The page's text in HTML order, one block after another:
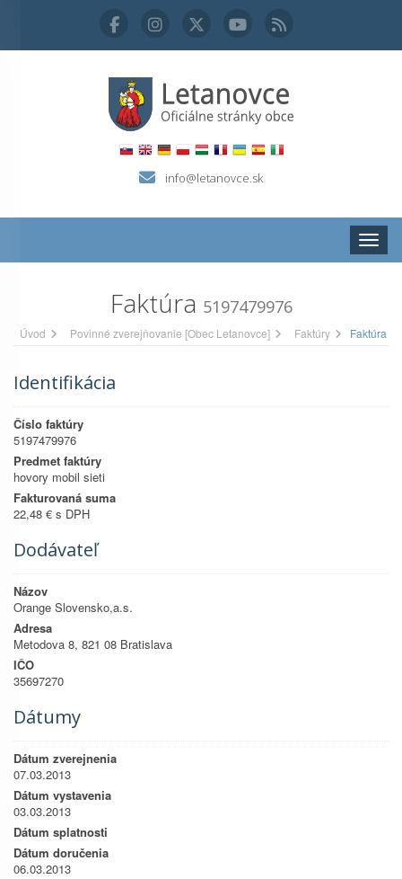
info@letanovce.sk
Faktúra 5197479976
Úvod Povinné zverejňovanie [Obec Letanovce] Faktúry Faktúra
Identifikácia
Číslo faktúry
5197479976
Predmet faktúry
hovory mobil sieti
Fakturovaná suma
22,48 € s DPH
Dodávateľ
Názov
Orange Slovensko,a.s.
Adresa
Metodova 8, 821 08 Bratislava
IČO
35697270
Dátumy
Dátum zverejnenia
07.03.2013
Dátum vystavenia
03.03.2013
Dátum splatnosti
Dátum doručenia
06.03.2013